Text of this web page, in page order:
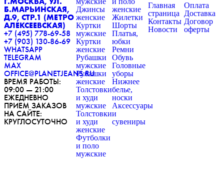
Б.МАРЬИНСКАЯ,
Д.9, СТР.1 (МЕТРО
АЛЕКСЕЕВСКАЯ)
+7 (495) 778-69-58
+7 (903) 130-86-69
WHATSAPP
TELEGRAM
MAX
OFFICE@PLANETJEANS.RU
ВРЕМЯ РАБОТЫ:
09:00 — 21:00
ЕЖЕДНЕВНО
ПРИЕМ ЗАКАЗОВ
НА САЙТЕ:
КРУГЛОСУТОЧНО
Джинсы
женские
Куртки
мужские
Куртки
женские
Рубашки
мужские
Рубашки
женские
Толстовки
и худи
мужские
Толстовки
и худи
женские
Футболки
и поло
мужские
женские
Жилетки
Шорты
Платья,
юбки
Ремни
Обувь
Головные
уборы
Нижнее
белье,
носки
Аксессуары
и
сувениры
Главная
страница
Контакты
Новости
Оплата
Доставка
Договор
оферты